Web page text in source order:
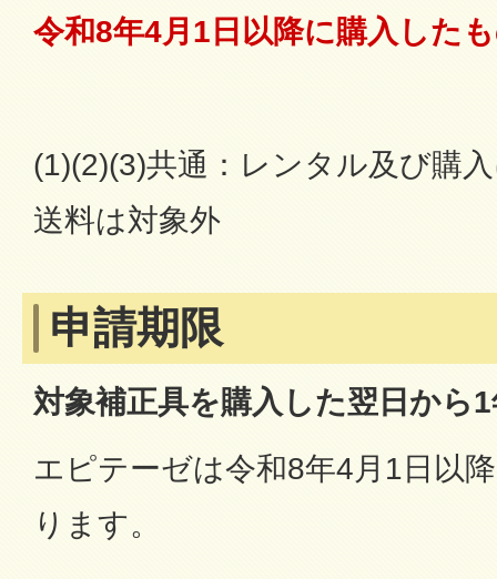
令和8年4月1日以降に購入した
(1)(2)(3)共通：レンタル及び購
送料は対象外
申請期限
対象補正具を購入した翌日から
エピテーゼは令和8年4月1日以
ります。